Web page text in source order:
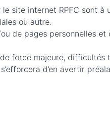
site internet RPFC sont à
ou autre.
de pages personnelles et
force majeure,
d’en avertir